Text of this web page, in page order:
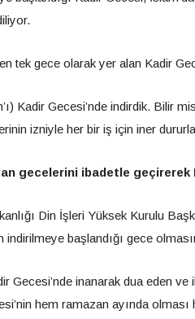
tek gece olarak yer alan Kadir
Kadir Gecesi’nde indirdik. Bilir
izniyle her bir iş için iner
gecelerini ibadetle geçirerek
Din İşleri Yüksek Kurulu
indirilmeye başlandığı gece
Gecesi’nde inanarak dua eden
hem ramazan ayında